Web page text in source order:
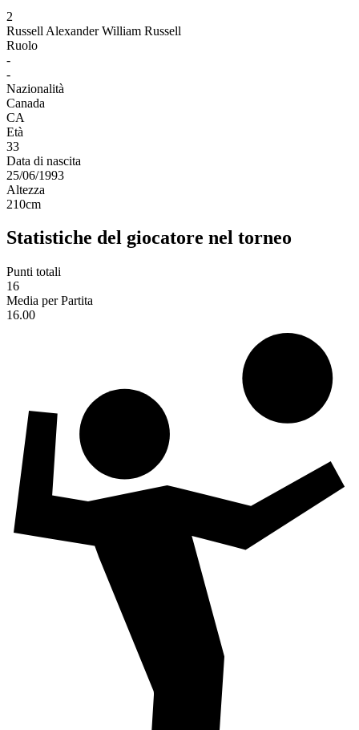
2
Russell Alexander William Russell
Ruolo
-
-
Nazionalità
Canada
CA
Età
33
Data di nascita
25/06/1993
Altezza
210cm
Statistiche del giocatore nel torneo
Punti totali
16
Media per Partita
16.00